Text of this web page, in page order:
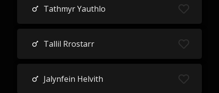
Tathmyr Yauthlo
Tallil Rrostarr
Jalynfein Helvith